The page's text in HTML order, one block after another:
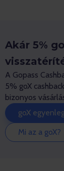
Akár 5%
A Gopass
5% goX
bizonyos
goX
Mi az a goX?